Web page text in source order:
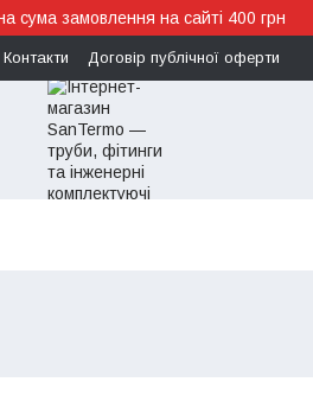
сума замовлення на сайті 400 грн
Контакти
Договір публічної оферти